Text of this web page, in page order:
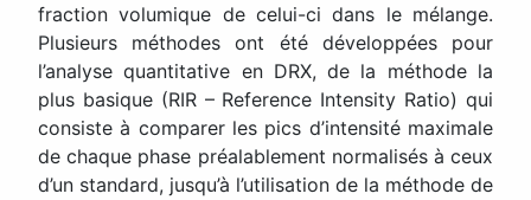
fraction volumique de celui-ci dans le mélange.
Plusieurs méthodes ont été développées pour
l’analyse quantitative en DRX, de la méthode la
plus basique (RIR – Reference Intensity Ratio) qui
consiste à comparer les pics d’intensité maximale
de chaque phase préalablement normalisés à ceux
d’un standard, jusqu’à l’utilisation de la méthode de